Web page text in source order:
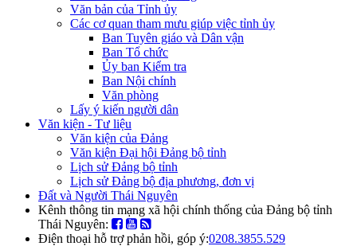
Văn bản của Tỉnh ủy
Các cơ quan tham mưu giúp việc tỉnh ủy
Ban Tuyên giáo và Dân vận
Ban Tổ chức
Ủy ban Kiểm tra
Ban Nội chính
Văn phòng
Lấy ý kiến người dân
Văn kiện - Tư liệu
Văn kiện của Đảng
Văn kiện Đại hội Đảng bộ tỉnh
Lịch sử Đảng bộ tỉnh
Lịch sử Đảng bộ địa phương, đơn vị
Đất và Người Thái Nguyên
Kênh thông tin mạng xã hội chính thống của Đảng bộ tỉnh
Thái Nguyên:
Điện thoại hỗ trợ phản hồi, góp ý:0208.3855.529